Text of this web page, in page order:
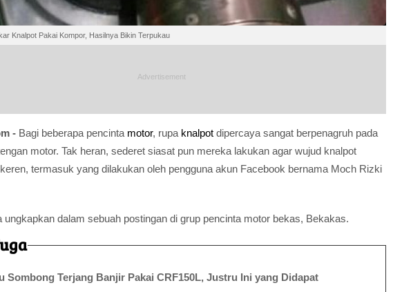
Knalpot Pakai Kompor, Hasilnya Bikin Terpukau
- Bagi beberapa pencinta motor, rupa knalpot dipercaya sangat berpenagruh pada
motor. Tak heran, sederet siasat pun mereka lakukan agar wujud knalpot
termasuk yang dilakukan oleh pengguna akun Facebook bernama Moch Rizki
ungkapkan dalam sebuah postingan di grup pencinta motor bekas, Bekakas.
Sombong Terjang Banjir Pakai CRF150L, Justru Ini yang Didapat